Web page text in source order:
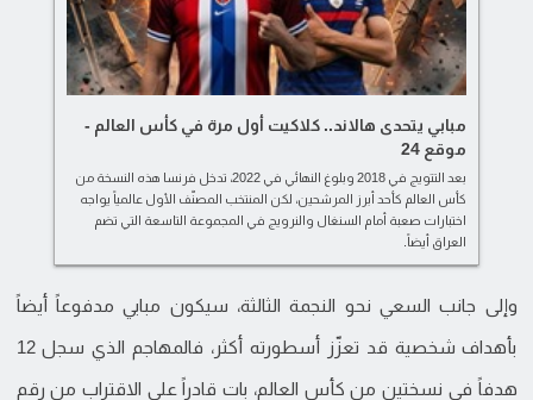
مبابي يتحدى هالاند.. كلاكيت أول مرة في كأس العالم -
موقع 24
بعد التتويج في 2018 وبلوغ النهائي في 2022، تدخل فرنسا هذه النسخة من
كأس العالم كأحد أبرز المرشحين، لكن المنتخب المصنّف الأول عالمياً يواجه
اختبارات صعبة أمام السنغال والنرويج في المجموعة التاسعة التي تضم
العراق أيضاً.
وإلى جانب السعي نحو النجمة الثالثة، سيكون مبابي مدفوعاً أيضاً
بأهداف شخصية قد تعزّز أسطورته أكثر، فالمهاجم الذي سجل 12
هدفاً في نسختين من كأس العالم، بات قادراً على الاقتراب من رقم